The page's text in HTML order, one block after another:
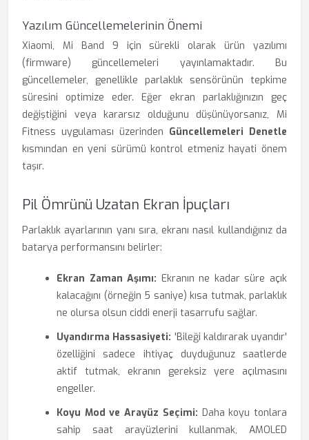
Yazılım Güncellemelerinin Önemi
Xiaomi, Mi Band 9 için sürekli olarak ürün yazılımı
(firmware) güncellemeleri yayınlamaktadır. Bu
güncellemeler, genellikle parlaklık sensörünün tepkime
süresini optimize eder. Eğer ekran parlaklığınızın geç
değiştiğini veya kararsız olduğunu düşünüyorsanız, Mi
Fitness uygulaması üzerinden Güncellemeleri Denetle
kısmından en yeni sürümü kontrol etmeniz hayati önem
taşır.
Pil Ömrünü Uzatan Ekran İpuçları
Parlaklık ayarlarının yanı sıra, ekranı nasıl kullandığınız da
batarya performansını belirler:
Ekran Zaman Aşımı: Ekranın ne kadar süre açık
kalacağını (örneğin 5 saniye) kısa tutmak, parlaklık
ne olursa olsun ciddi enerji tasarrufu sağlar.
Uyandırma Hassasiyeti: 'Bileği kaldırarak uyandır'
özelliğini sadece ihtiyaç duyduğunuz saatlerde
aktif tutmak, ekranın gereksiz yere açılmasını
engeller.
Koyu Mod ve Arayüz Seçimi: Daha koyu tonlara
sahip saat arayüzlerini kullanmak, AMOLED